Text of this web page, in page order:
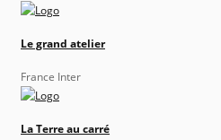
Le grand atelier
France Inter
La Terre au carré